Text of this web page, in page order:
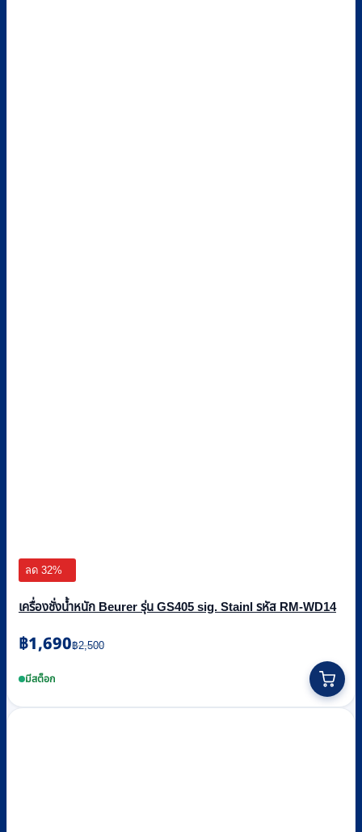
ลด 32%
เครื่องชั่งน้ำหนัก Beurer รุ่น GS405 sig. Stainl รหัส RM-WD14
฿2,500
Original
price
was:
฿1,690
Current
price
is:มีสต็อก